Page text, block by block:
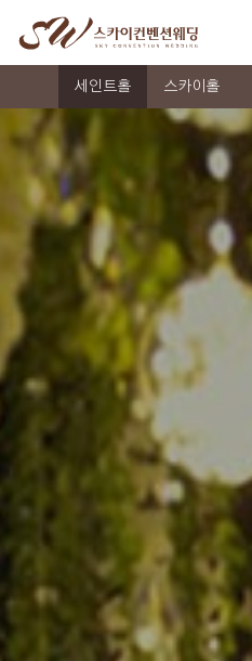
세인트홀 스카이홀